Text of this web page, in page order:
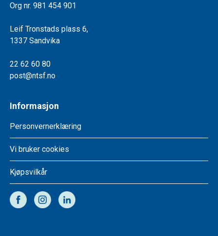
Org nr. 981 454 901
Leif Tronstads plass 6,
1337 Sandvika
22 62 60 80
post@ntsf.no
Informasjon
Personvernerklæring
Vi bruker cookies
Kjøpsvilkår